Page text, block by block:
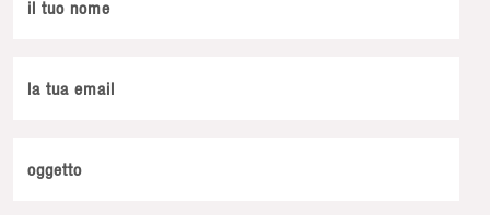
il tuo nome
la tua email
oggetto